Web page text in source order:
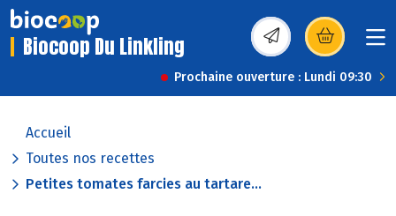
Biocoop Du Linkling (s’ouvre dans une
Prochaine ouverture : Lundi 09:30
Accueil
Toutes nos recettes
Petites tomates farcies au tartare...